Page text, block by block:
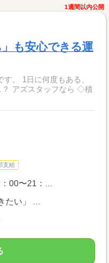
1週間以内公開
も安心できる運
積
支給
00〜21：...
たい」 ...